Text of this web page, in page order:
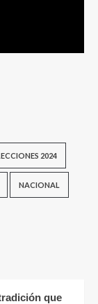
2024
NACIONAL
que